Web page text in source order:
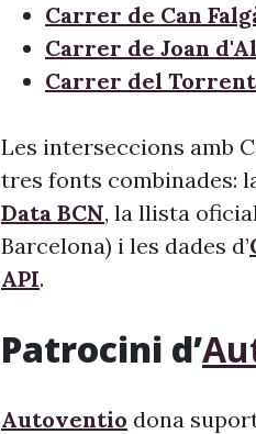
Carrer de Can
Carrer de Joan
Carrer del Torrent
Les interseccions amb
tres fonts combinades:
Data BCN, la llista
Barcelona) i les dades d’
API.
Patrocini d’
Autoventio dona